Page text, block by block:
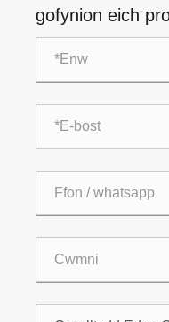
gofynion eich